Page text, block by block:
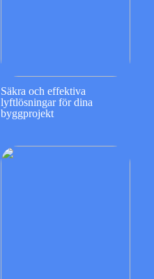
Säkra och effektiva
lyftlösningar för dina
byggprojekt